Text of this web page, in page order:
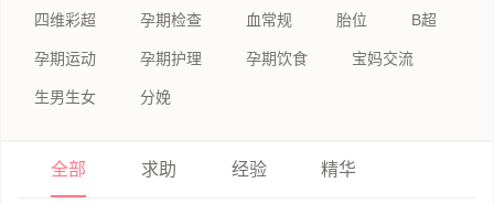
四维彩超 孕期检查 血常规 胎位 B超
孕期运动 孕期护理 孕期饮食 宝妈交流
生男生女 分娩
全部 求助 经验 精华